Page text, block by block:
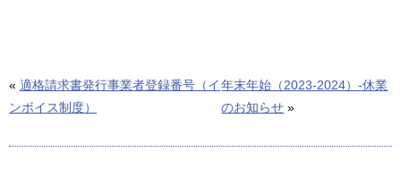
« 適格請求書発行事業者登録番号（イ
ンボイス制度）
年末年始（2023-2024）-休業
のお知らせ »